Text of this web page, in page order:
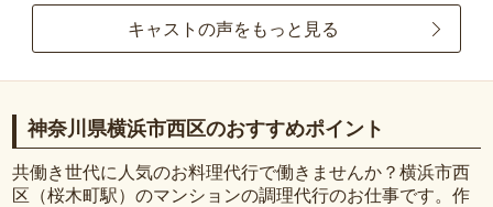
キャストの声をもっと見る
神奈川県横浜市西区のおすすめポイント
共働き世代に人気のお料理代行で働きませんか？横浜市西
区（桜木町駅）のマンションの調理代行のお仕事です。作